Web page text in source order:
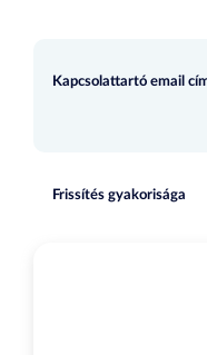
Kapcsolattartó email
Frissítés gyakorisága